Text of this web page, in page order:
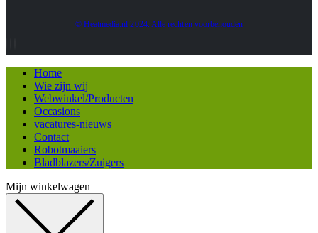
© Heatmedia.nl 2024. Alle rechten voorbehouden
Home
Wie zijn wij
Webwinkel/Producten
Occasions
vacatures-nieuws
Contact
Robotmaaiers
Bladblazers/Zuigers
Mijn winkelwagen